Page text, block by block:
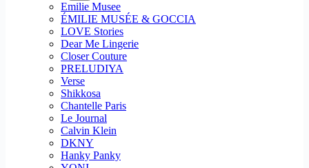
Emilie Musee
ÉMILIE MUSÉE & GOCCIA
LOVE Stories
Dear Me Lingerie
Closer Couture
PRELUDIYA
Verse
Shikkosa
Chantelle Paris
Le Journal
Calvin Klein
DKNY
Hanky Panky